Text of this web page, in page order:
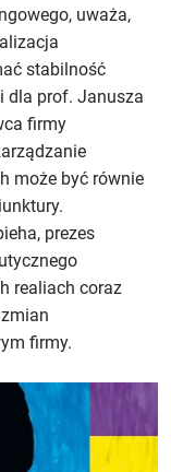
uważa,
stabilność
dla prof. Janusza
firmy
może być równie
prezes
realiach coraz
firmy.